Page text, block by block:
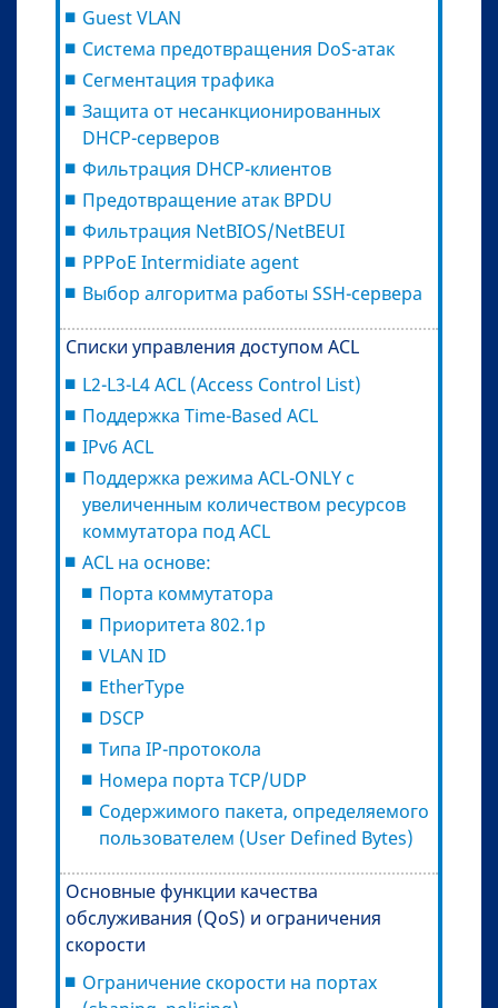
Guest VLAN
Система предотвращения DoS-атак
Сегментация трафика
Защита от несанкционированных
DHCP-серверов
Фильтрация DHCP-клиентов
Предотвращение атак BPDU
Фильтрация NetBIOS/NetBEUI
PPPoE Intermidiate agent
Выбор алгоритма работы SSH-сервера
Списки управления доступом ACL
L2-L3-L4 ACL (Access Control List)
Поддержка Time-Based ACL
IPv6 ACL
Поддержка режима ACL-ONLY с
увеличенным количеством ресурсов
коммутатора под ACL
ACL на основе:
Порта коммутатора
Приоритета 802.1p
VLAN ID
EtherType
DSCP
Типа IP-протокола
Номера порта TCP/UDP
Содержимого пакета, определяемого
пользователем (User Defined Bytes)
Основные функции качества
обслуживания (QoS) и ограничения
скорости
Ограничение скорости на портах